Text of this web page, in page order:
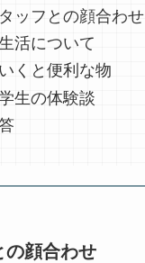
ッフとの顔合わせ
活について
くと便利な物
生の体験談
の顔合わせ